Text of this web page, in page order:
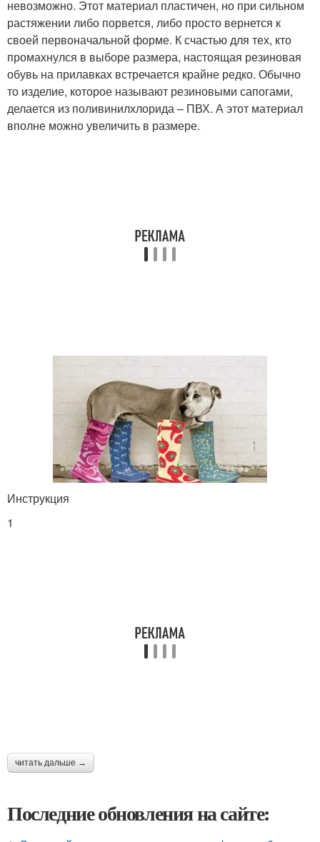
невозможно. Этот материал пластичен, но при сильном
растяжении либо порвется, либо просто вернется к
своей первоначальной форме. К счастью для тех, кто
промахнулся в выборе размера, настоящая резиновая
обувь на прилавках встречается крайне редко. Обычно
то изделие, которое называют резиновыми сапогами,
делается из поливинилхлорида – ПВХ. А этот материал
вполне можно увеличить в размере.
Инструкция
1
читать дальше →
Последние обновления на сайте: